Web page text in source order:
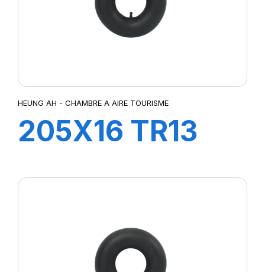
HEUNG AH - CHAMBRE A AIRE TOURISME
205X16 TR13